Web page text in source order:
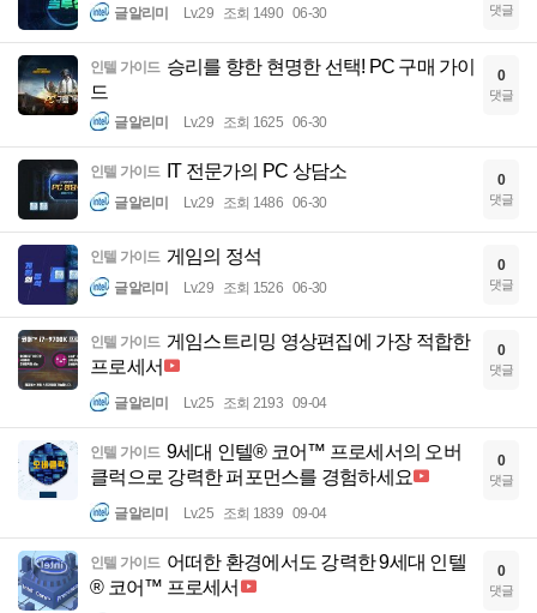
글알리미 Lv.29 조회 1490 06-30 댓글
인텔 가이드 승리를 향한 현명한 선택! PC 구매 가이
드
글알리미 Lv.29 조회 1625 06-30
0
댓글
인텔 가이드 IT 전문가의 PC 상담소
글알리미 Lv.29 조회 1486 06-30
0
댓글
인텔 가이드 게임의 정석
글알리미 Lv.29 조회 1526 06-30
0
댓글
인텔 가이드 게임스트리밍 영상편집에 가장 적합한
프로세서
글알리미 Lv.25 조회 2193 09-04
0
댓글
인텔 가이드 9세대 인텔® 코어™ 프로세서의 오버
클럭으로 강력한 퍼포먼스를 경험하세요
글알리미 Lv.25 조회 1839 09-04
0
댓글
인텔 가이드 어떠한 환경에서도 강력한 9세대 인텔
® 코어™ 프로세서
0
댓글